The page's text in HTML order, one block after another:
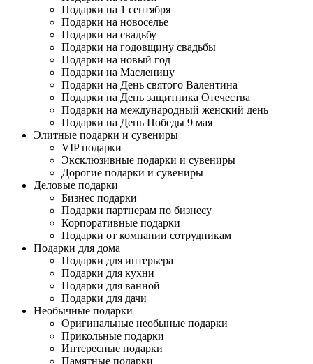
Подарки на 1 сентября
Подарки на новоселье
Подарки на свадьбу
Подарки на годовщину свадьбы
Подарки на новый год
Подарки на Масленицу
Подарки на День святого Валентина
Подарки на День защитника Отечества
Подарки на международный женский день
Подарки на День Победы 9 мая
Элитные подарки и сувениры
VIP подарки
Эксклюзивные подарки и сувениры
Дорогие подарки и сувениры
Деловые подарки
Бизнес подарки
Подарки партнерам по бизнесу
Корпоративные подарки
Подарки от компании сотрудникам
Подарки для дома
Подарки для интерьера
Подарки для кухни
Подарки для ванной
Подарки для дачи
Необычные подарки
Оригинальные необыные подарки
Прикольные подарки
Интересные подарки
Памятные подарки